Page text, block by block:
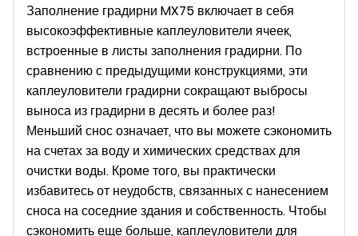
Заполнение градирни MX75 включает в себя
высокоэффективные каплеуловители ячеек,
встроенные в листы заполнения градирни. По
сравнению с предыдущими конструкциями, эти
каплеуловители градирни сокращают выбросы
выноса из градирни в десять и более раз!
Меньший снос означает, что вы можете сэкономить
на счетах за воду и химических средствах для
очистки воды. Кроме того, вы практически
избавитесь от неудобств, связанных с нанесением
сноса на соседние здания и собственность. Чтобы
сэкономить еще больше, каплеуловители для